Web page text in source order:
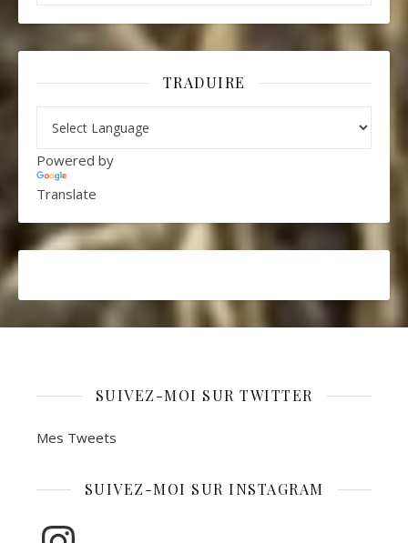
TRADUIRE
Powered by
Translate
SUIVEZ-MOI SUR TWITTER
Mes Tweets
SUIVEZ-MOI SUR INSTAGRAM
Instagram